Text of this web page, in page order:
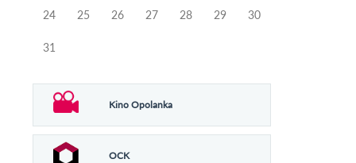
24 25 26 27 28 29 30
31
Kino Opolanka
OCK